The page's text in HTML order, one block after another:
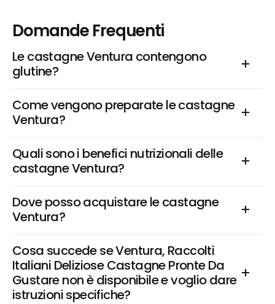
Domande Frequenti
Le castagne Ventura contengono
glutine?
Come vengono preparate le castagne
Ventura?
Quali sono i benefici nutrizionali delle
castagne Ventura?
Dove posso acquistare le castagne
Ventura?
Cosa succede se Ventura, Raccolti
Italiani Deliziose Castagne Pronte Da
Gustare non è disponibile e voglio dare
istruzioni specifiche?